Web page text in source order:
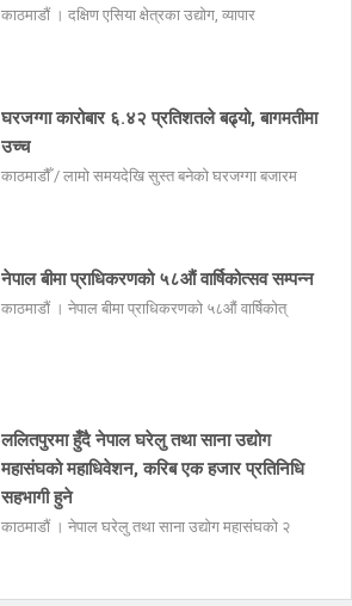
काठमाडौं । दक्षिण एसिया क्षेत्रका उद्योग, व्यापार
घरजग्गा कारोबार ६.४२ प्रतिशतले बढ्यो, बागमतीमा
उच्च
काठमाडौँ / लामो समयदेखि सुस्त बनेको घरजग्गा बजारम
नेपाल बीमा प्राधिकरणको ५८औं वार्षिकोत्सव सम्पन्न
काठमाडौं । नेपाल बीमा प्राधिकरणको ५८औं वार्षिकोत्
ललितपुरमा हुँदै नेपाल घरेलु तथा साना उद्योग
महासंघको महाधिवेशन, करिब एक हजार प्रतिनिधि
सहभागी हुने
काठमाडौं । नेपाल घरेलु तथा साना उद्योग महासंघको २